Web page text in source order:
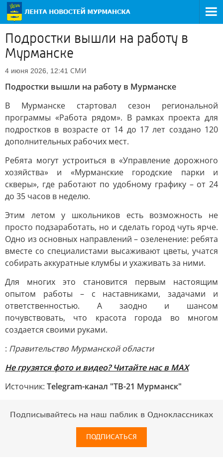
Подростки вышли на работу в
Мурманске
4 июня 2026, 12:41 СМИ
Подростки вышли на работу в Мурманске
В Мурманске стартовал сезон региональной
программы «Работа рядом». В рамках проекта для
подростков в возрасте от 14 до 17 лет создано 120
дополнительных рабочих мест.
Ребята могут устроиться в «Управление дорожного
хозяйства» и «Мурманские городские парки и
скверы», где работают по удобному графику – от 24
до 35 часов в неделю.
Этим летом у школьников есть возможность не
просто подзаработать, но и сделать город чуть ярче.
Одно из основных направлений – озеленение: ребята
вместе со специалистами высаживают цветы, учатся
собирать аккуратные клумбы и ухаживать за ними.
Для многих это становится первым настоящим
опытом работы – с наставниками, задачами и
ответственностью. А заодно и шансом
почувствовать, что красота города во многом
создается своими руками.
: Правительство Мурманской области
Не грузятся фото и видео? Читайте нас в MAX
Источник: Telegram-канал "ТВ-21 Мурманск"
Подписывайтесь на наш паблик в Одноклассниках
ПОДПИСАТЬСЯ